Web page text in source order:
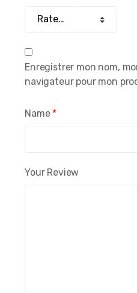
Your Review
Name *
Enregistrer mon nom,
navigateur pour mon